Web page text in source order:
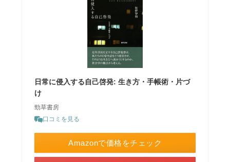
日常に侵入する自己啓発: 生き方・手帳術・片づ
け
勁草書房
口コミを見る
Amazonで価格をチェック